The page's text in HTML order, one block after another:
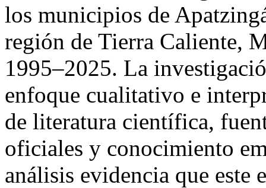
los municipios de
región de Tierra Caliente,
1995–2025. La
enfoque cualitativo e
de literatura científica,
oficiales y conocimiento
análisis evidencia que este